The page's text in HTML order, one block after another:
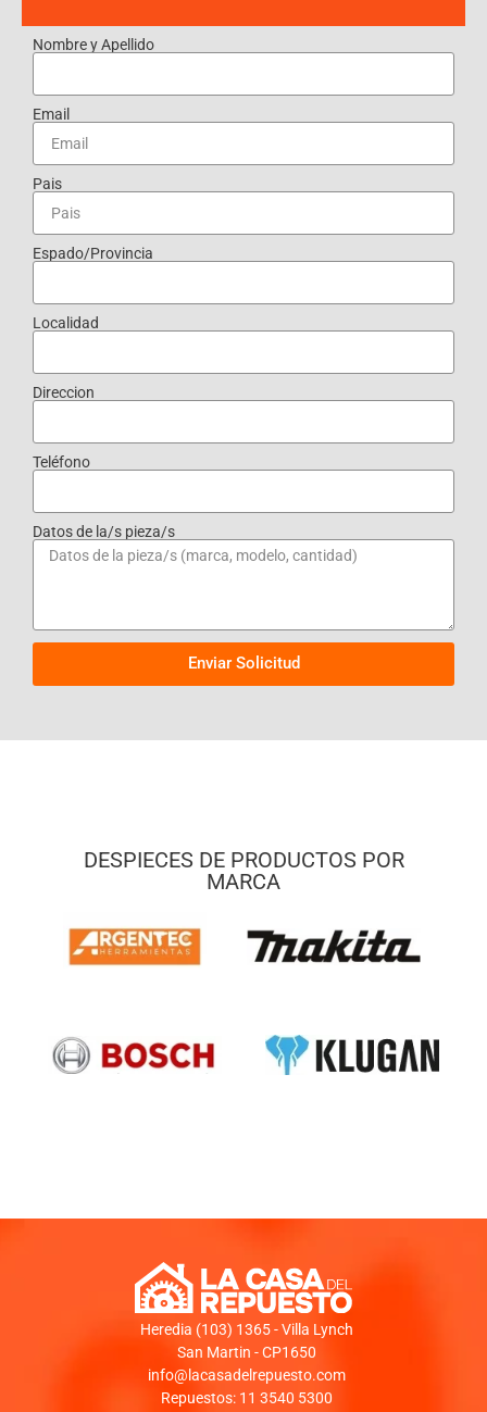
Nombre y Apellido
Email
Pais
Espado/Provincia
Localidad
Direccion
Teléfono
Datos de la/s pieza/s
Enviar Solicitud
DESPIECES DE PRODUCTOS POR
MARCA
Heredia (103) 1365 - Villa Lynch
San Martin - CP1650
info@lacasadelrepuesto.com
Repuestos: 11 3540 5300